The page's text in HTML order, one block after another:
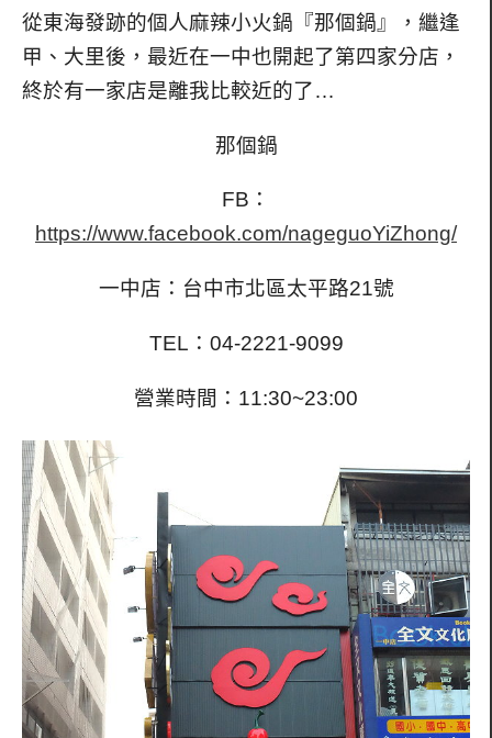
從東海發跡的個人麻辣小火鍋『那個鍋』，繼逢
甲、大里後，最近在一中也開起了第四家分店，
終於有一家店是離我比較近的了…
那個鍋
FB：
https://www.facebook.com/nageguoYiZhong/
一中店：台中市北區太平路21號
TEL：04-2221-9099
營業時間：11:30~23:00